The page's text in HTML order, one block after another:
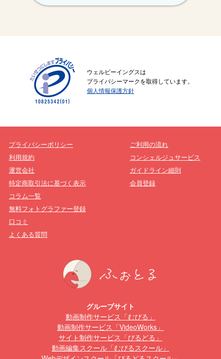
ウェルビーイングスは
プライバシーマークを取得しています。
個人情報保護方針
プライバシーポリシー
利用規約
運営会社
特定商取引法に基づく表示
ご利用の流れ
コンシェルジュサービス
ガイドライン細則
会員登録
コラム一覧
無料フォトグラファー登録
口コミ
よくある質問
グループサイト
動画制作サービス「むびる」
動画制作サービス「VideoWorks」
サイト制作サービス「びるどる」
動画編集スクール「むびるスクール」